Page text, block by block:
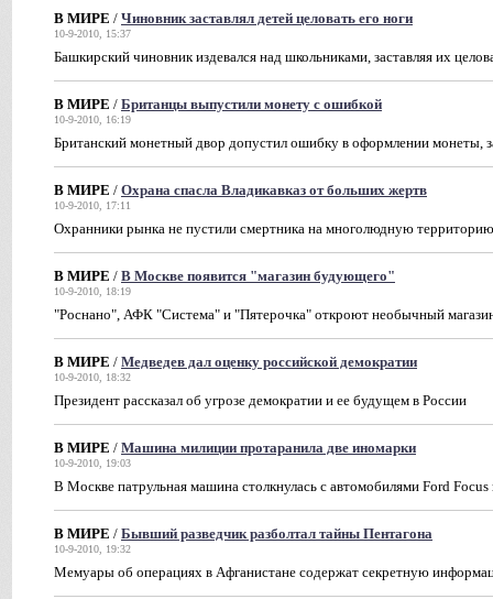
В МИРЕ / Чиновник заставлял детей целовать его ноги
10-9-2010, 15:37
Башкирский чиновник издевался над школьниками, заставляя их
В МИРЕ / Британцы выпустили монету с ошибкой
10-9-2010, 16:19
Британский монетный двор допустил ошибку в оформлении монеты,
В МИРЕ / Охрана спасла Владикавказ от больших жертв
10-9-2010, 17:11
Охранники рынка не пустили смертника на многолюдную территорию
В МИРЕ / В Москве появится "магазин будующего"
10-9-2010, 18:19
"Роснано", АФК "Система" и "Пятерочка" откроют необычный
В МИРЕ / Медведев дал оценку российской демократии
10-9-2010, 18:32
Президент рассказал об угрозе демократии и ее будущем в России
В МИРЕ / Машина милиции протаранила две иномарки
10-9-2010, 19:03
В Москве патрульная машина столкнулась с автомобилями Ford
В МИРЕ / Бывший разведчик разболтал тайны Пентагона
10-9-2010, 19:32
Мемуары об операциях в Афганистане содержат секретную